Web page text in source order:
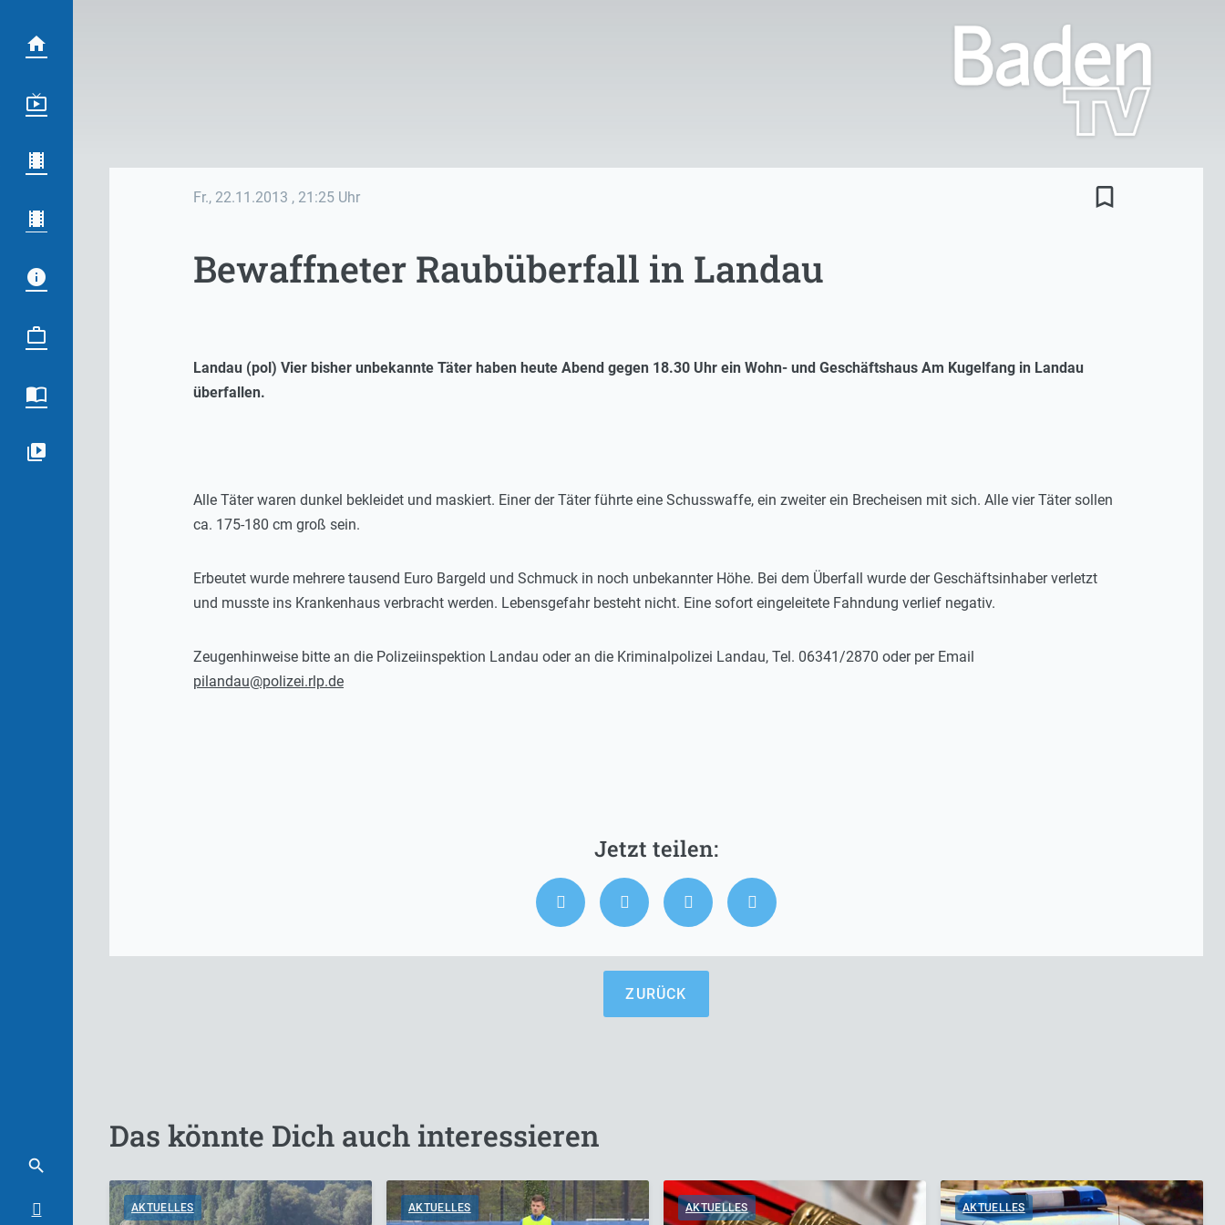
Fr., 22.11.2013 , 21:25 Uhr bookmark_border
Bewaffneter Raubüberfall in Landau
Landau (pol) Vier bisher unbekannte Täter haben heute Abend gegen 18.30 Uhr ein Wohn- und Geschäftshaus Am Kugelfang in Landau
überfallen.
Alle Täter waren dunkel bekleidet und maskiert. Einer der Täter führte eine Schusswaffe, ein zweiter ein Brecheisen mit sich. Alle vier Täter sollen
ca. 175-180 cm groß sein.
Erbeutet wurde mehrere tausend Euro Bargeld und Schmuck in noch unbekannter Höhe. Bei dem Überfall wurde der Geschäftsinhaber verletzt
und musste ins Krankenhaus verbracht werden. Lebensgefahr besteht nicht. Eine sofort eingeleitete Fahndung verlief negativ.
Zeugenhinweise bitte an die Polizeiinspektion Landau oder an die Kriminalpolizei Landau, Tel. 06341/2870 oder per Email
pilandau@polizei.rlp.de
ZURÜCK
Das könnte Dich auch interessieren
AKTUELLES AKTUELLES AKTUELLES AKTUELLES